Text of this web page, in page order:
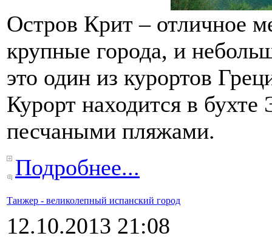
Остров Крит – отличное
крупные города, и
это один из курортов
Курорт находится в
песчаными пляжами.
Подробнее...
Танжер - великолепный испанский город
12.10.2013 21:08